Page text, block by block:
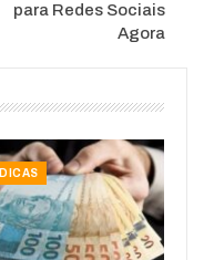
para Redes Sociais
Agora
DICAS